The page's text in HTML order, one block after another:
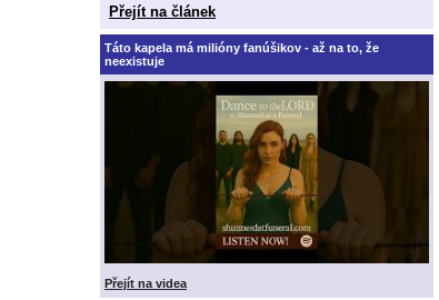
Přejít na článek
Táto kapela má milióny fanúšikov - až na to, že
neexistuje
Přejít na videa